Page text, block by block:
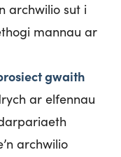
archwilio sut i
mannau ar
gwaith
ar elfennau
archwilio